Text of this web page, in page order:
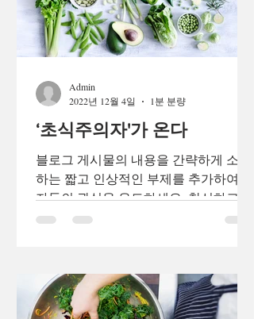
‘초식주의자'가 온다
블로그 게시물의 내용을 간략하게 소개
하는 짧고 인상적인 부제를 추가하여 독
자들의 관심을 유도하세요. 참신하고 흥
미로운 블로그 게시물로 독자 및 잠재
으로 공유할 수 있는...
Admin
2022년 12월 4일
1분 분량